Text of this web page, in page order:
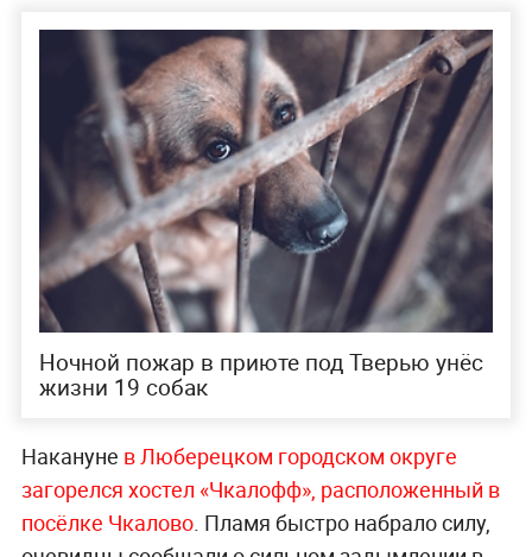
Ночной пожар в приюте под Тверью унёс
жизни 19 собак
Накануне в Люберецком городском округе
загорелся хостел «Чкалофф», расположенный в
посёлке Чкалово. Пламя быстро набрало силу,